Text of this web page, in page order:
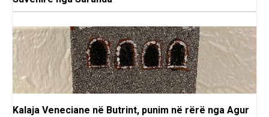
Kalaja Veneciane në Butrint, punim në rërë nga Agur